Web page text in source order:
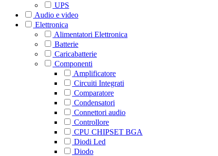
UPS
Audio e video
Elettronica
Alimentatori Elettronica
Batterie
Caricabatterie
Componenti
Amplificatore
Circuiti Integrati
Comparatore
Condensatori
Connettori audio
Controllore
CPU CHIPSET BGA
Diodi Led
Diodo